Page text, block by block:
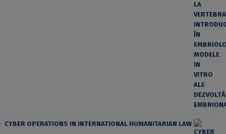
CYBER OPERATIONS IN INTERNATIONAL HUMANITARIAN LAW